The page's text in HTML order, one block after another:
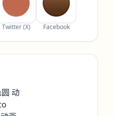
Twitter (X) Facebook